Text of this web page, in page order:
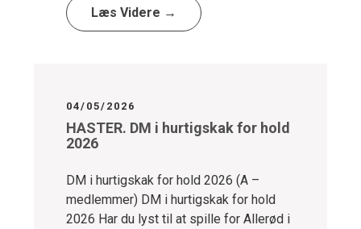
Læs Videre →
04/05/2026
HASTER. DM i hurtigskak for hold
2026
DM i hurtigskak for hold 2026 (A –
medlemmer) DM i hurtigskak for hold
2026 Har du lyst til at spille for Allerød i